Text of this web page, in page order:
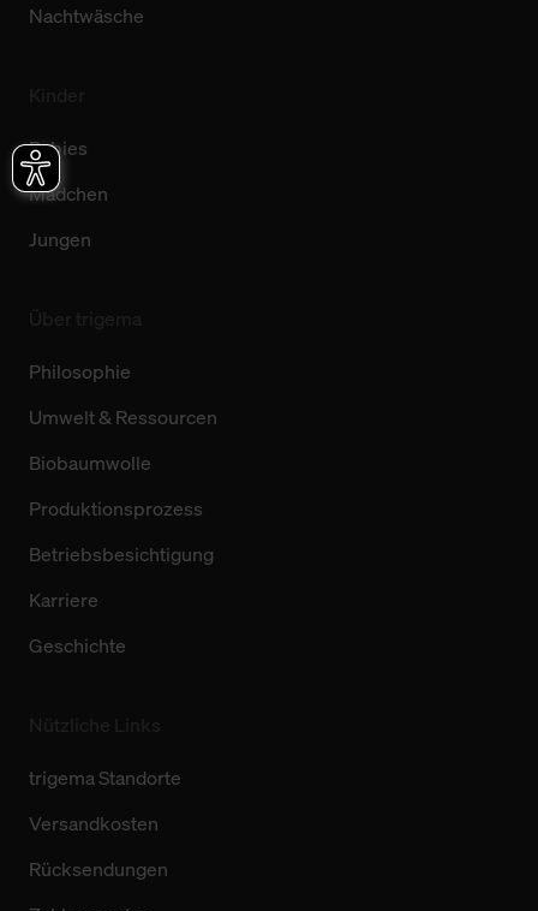
Nachtwäsche
Babies
Mädchen
Jungen
Philosophie
Umwelt & Ressourcen
Biobaumwolle
Produktionsprozess
Betriebsbesichtigung
Karriere
Geschichte
trigema Standorte
Versandkosten
Rücksendungen